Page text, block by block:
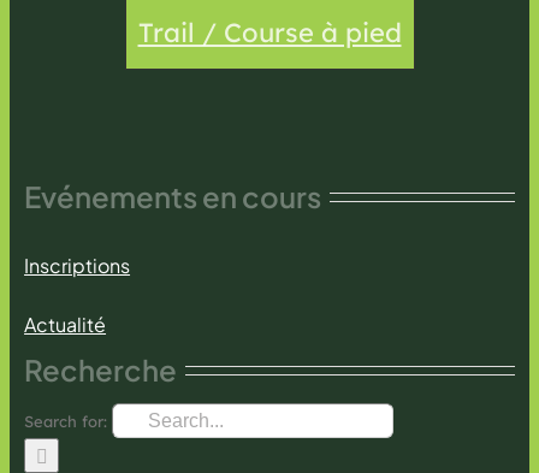
Trail / Course à pied
Evénements en cours
Inscriptions
Actualité
Recherche
Search for: